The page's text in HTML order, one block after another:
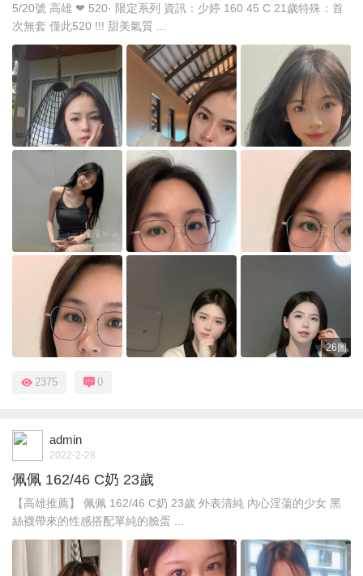
5/20號 高雄 ❤ 520· 限定系列 資訊：少婷 160 45 C 21歲特殊：首
次無套 僅此520 !!! 甜美氣質 ...
26圖
2375 0
admin
2022-2-28
佩佩 162/46 C奶 23歲
【高雄推薦】 佩佩 162/46 C奶 23歲 外表清純 內心淫蕩的少女 黑
絲襪帶來的性感搭配單純的臉蛋 ...